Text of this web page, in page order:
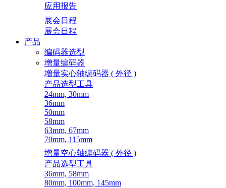
应用报告
展会日程
展会日程
产品
编码器选型
增量编码器
增量实心轴编码器 ( 外径 )
产品选型工具
24mm, 30mm
36mm
50mm
58mm
63mm, 67mm
70mm, 115mm
增量空心轴编码器 ( 外径 )
产品选型工具
36mm, 58mm
80mm, 100mm, 145mm